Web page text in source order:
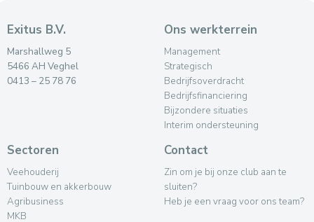
Exitus B.V.
Marshallweg 5
5466 AH Veghel
0413 – 25 78 76
Ons werkterrein
Management
Strategisch
Bedrijfsoverdracht
Bedrijfsfinanciering
Bijzondere situaties
Interim ondersteuning
Sectoren
Veehouderij
Tuinbouw en akkerbouw
Agribusiness
MKB
Contact
Zin om je bij onze club aan te
sluiten?
Heb je een vraag voor ons team?